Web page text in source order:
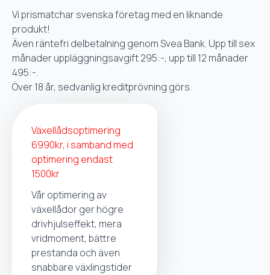
Vi prismatchar svenska företag med en liknande
produkt!
Även räntefri delbetalning genom Svea Bank. Upp till sex
månader uppläggningsavgift 295:-, upp till 12 månader
495:-.
Över 18 år, sedvanlig kreditprövning görs.
Växellådsoptimering
6990kr, i samband med
optimering endast
1500kr
Vår optimering av
växellådor ger högre
drivhjulseffekt, mera
vridmoment, bättre
prestanda och även
snabbare växlingstider